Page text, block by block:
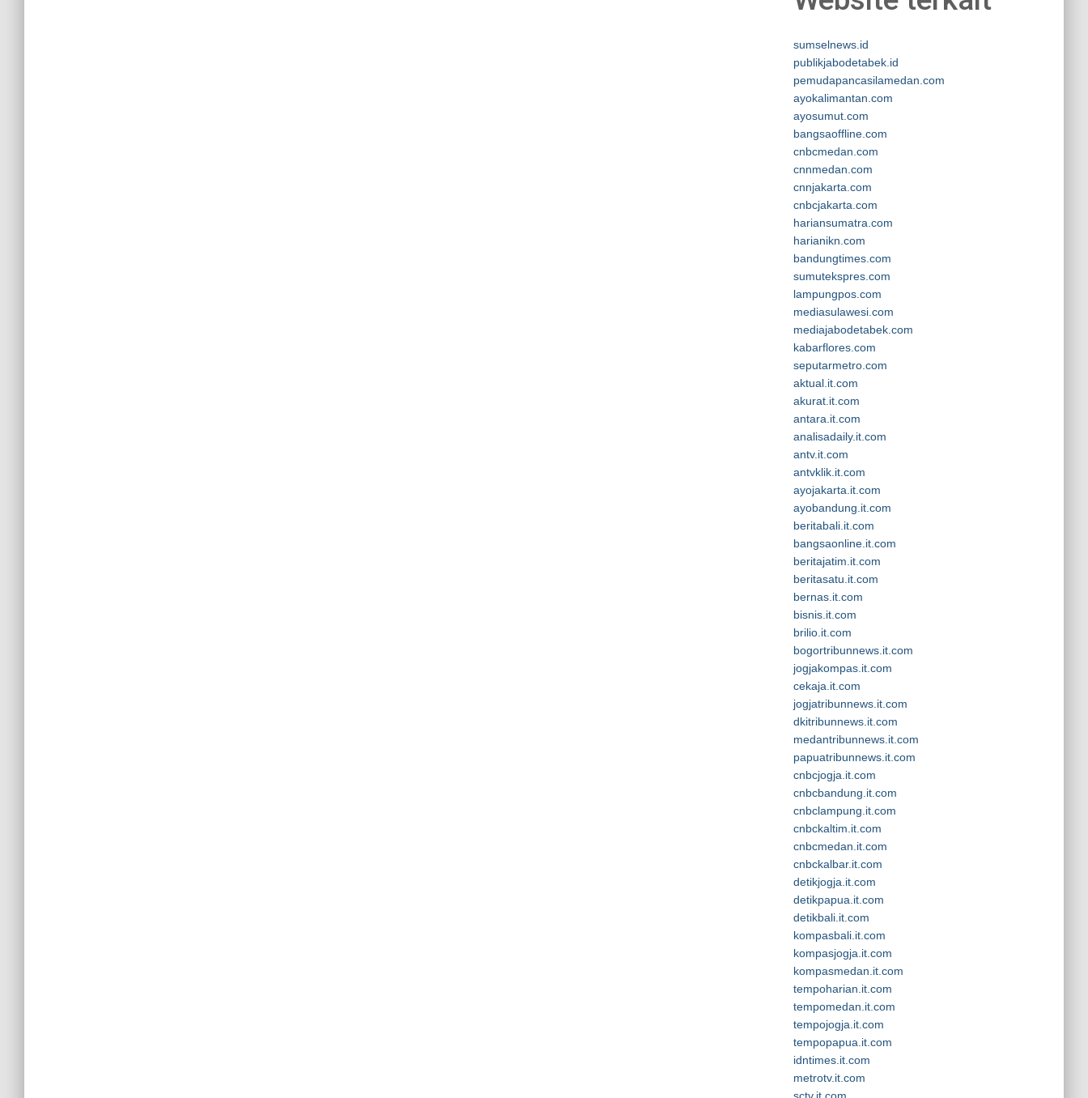
sumselnews.id
publikjabodetabek.id
pemudapancasilamedan.com
ayokalimantan.com
ayosumut.com
bangsaoffline.com
cnbcmedan.com
cnnmedan.com
cnnjakarta.com
cnbcjakarta.com
hariansumatra.com
harianikn.com
bandungtimes.com
sumutekspres.com
lampungpos.com
mediasulawesi.com
mediajabodetabek.com
kabarflores.com
seputarmetro.com
aktual.it.com
akurat.it.com
antara.it.com
analisadaily.it.com
antv.it.com
antvklik.it.com
ayojakarta.it.com
ayobandung.it.com
beritabali.it.com
bangsaonline.it.com
beritajatim.it.com
beritasatu.it.com
bernas.it.com
bisnis.it.com
brilio.it.com
bogortribunnews.it.com
jogjakompas.it.com
cekaja.it.com
jogjatribunnews.it.com
dkitribunnews.it.com
medantribunnews.it.com
papuatribunnews.it.com
cnbcjogja.it.com
cnbcbandung.it.com
cnbclampung.it.com
cnbckaltim.it.com
cnbcmedan.it.com
cnbckalbar.it.com
detikjogja.it.com
detikpapua.it.com
detikbali.it.com
kompasbali.it.com
kompasjogja.it.com
kompasmedan.it.com
tempoharian.it.com
tempomedan.it.com
tempojogja.it.com
tempopapua.it.com
idntimes.it.com
metrotv.it.com